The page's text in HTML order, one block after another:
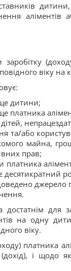
віку на
дитини;
платника
та/або
майна,
прав;
платника
джерело
для
на одну
віку.
платника
і щодо